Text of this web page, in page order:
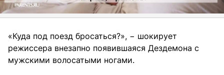
«Куда под поезд бросаться?», − шокирует
режиссера внезапно появившаяся Дездемона с
мужскими волосатыми ногами.